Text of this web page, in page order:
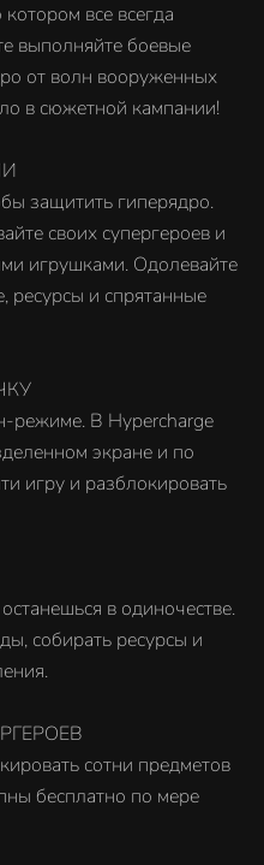
все всегда
выполняйте боевые
от волн вооруженных
в сюжетной кампании!
защитить гиперядро.
своих супергероев и
игрушками. Одолевайте
ресурсы и спрятанные
режиме. В Hypercharge
экране и по
игру и разблокировать
в одиночестве.
собирать ресурсы и
сотни предметов
бесплатно по мере